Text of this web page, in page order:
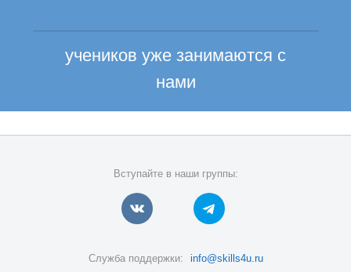
учеников уже занимаются с
нами
Вступайте в наши группы:
Служба поддержки: info@skills4u.ru